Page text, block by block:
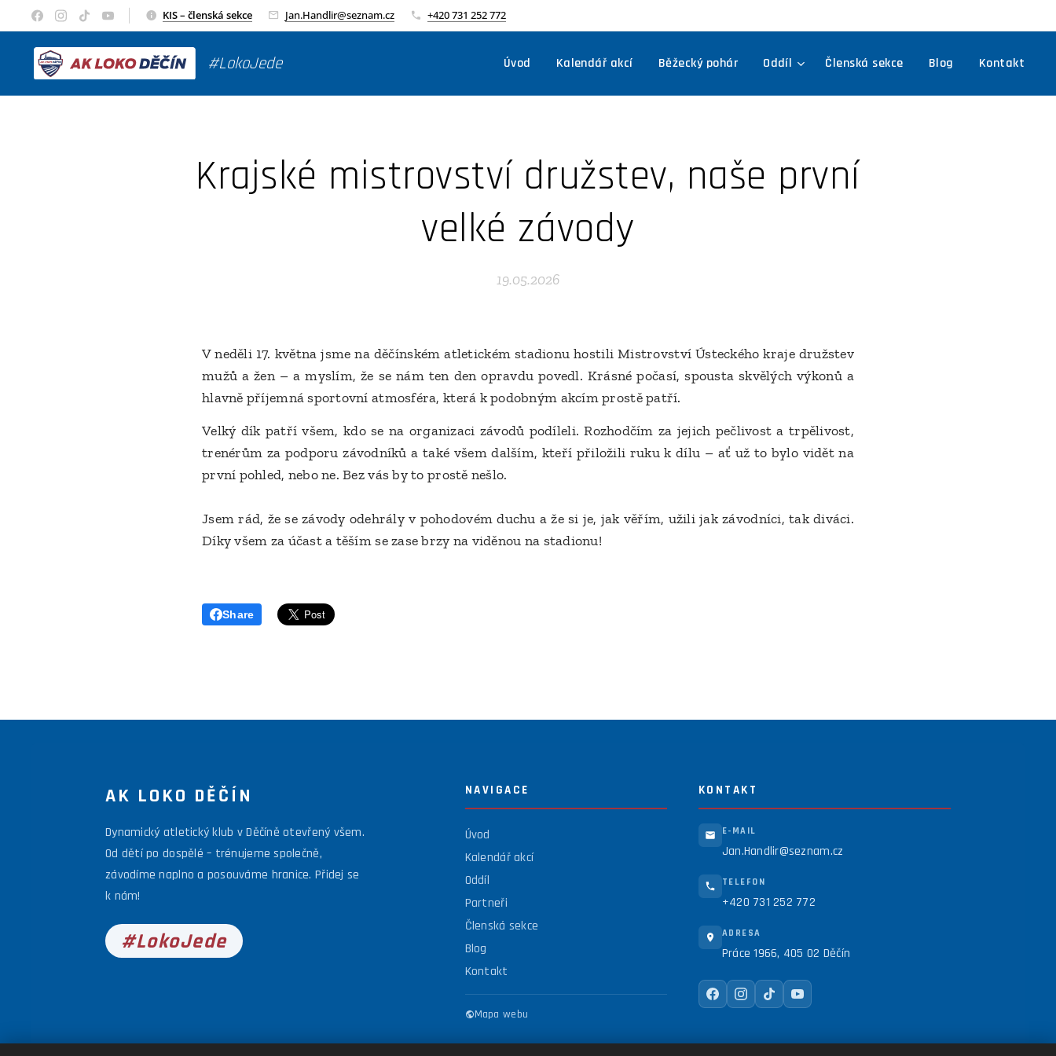
KIS – členská sekce Jan.Handlir@seznam.cz +420 731 252 772
#LokoJede Úvod Kalendář akcí Běžecký pohár Oddíl Členská sekce Blog Kontakt
Krajské mistrovství družstev, naše první
velké závody
19.05.2026
V neděli 17. května jsme na děčínském atletickém stadionu hostili Mistrovství Ústeckého kraje družstev
mužů a žen – a myslím, že se nám ten den opravdu povedl. Krásné počasí, spousta skvělých výkonů a
hlavně příjemná sportovní atmosféra, která k podobným akcím prostě patří.
Velký dík patří všem, kdo se na organizaci závodů podíleli. Rozhodčím za jejich pečlivost a trpělivost,
trenérům za podporu závodníků a také všem dalším, kteří přiložili ruku k dílu – ať už to bylo vidět na
první pohled, nebo ne. Bez vás by to prostě nešlo.
Jsem rád, že se závody odehrály v pohodovém duchu a že si je, jak věřím, užili jak závodníci, tak diváci.
Díky všem za účast a těším se zase brzy na viděnou na stadionu!
Share
AK LOKO DĚČÍN
Dynamický atletický klub v Děčíně otevřený všem.
Od dětí po dospělé – trénujeme společně,
závodíme naplno a posouváme hranice. Přidej se
k nám!
#LokoJede
NAVIGACE
Úvod
Kalendář akcí
Oddíl
Partneři
Členská sekce
Blog
Kontakt
Mapa webu
KONTAKT
E-MAIL
Jan.Handlir@seznam.cz
TELEFON
+420 731 252 772
ADRESA
Práce 1966, 405 02 Děčín